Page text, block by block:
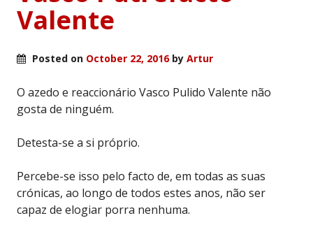
Valente
Posted on October 22, 2016by Artur
O azedo e reaccionário Vasco Pulido Valente não
gosta de ninguém.
Detesta-se a si próprio.
Percebe-se isso pelo facto de, em todas as suas
crónicas, ao longo de todos estes anos, não ser
capaz de elogiar porra nenhuma.